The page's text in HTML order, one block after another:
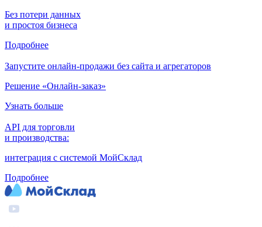
Без потери данных
и простоя бизнеса
Подробнее
Запустите онлайн-продажи без сайта и агрегаторов
Решение «Онлайн-заказ»
Узнать больше
API для торговли
и производства:
интеграция с системой МойСклад
Подробнее